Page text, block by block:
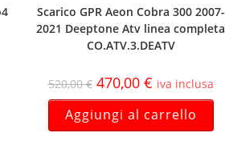
Scarico GPR Aeon Cobra 300 2007-
2021 Deeptone Atv linea completa
CO.ATV.3.DEATV
520,00€ 470,00 € iva inclusa
Aggiungi al carrello